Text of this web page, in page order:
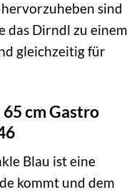
sind
das Dirndl zu einem
gleichzeitig für
cm Gastro
Blau ist eine
kommt und dem